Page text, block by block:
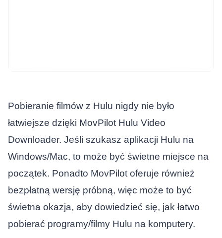
Pobieranie filmów z Hulu nigdy nie było
łatwiejsze dzięki MovPilot Hulu Video
Downloader. Jeśli szukasz aplikacji Hulu na
Windows/Mac, to może być świetne miejsce na
początek. Ponadto MovPilot oferuje również
bezpłatną wersję próbną, więc może to być
świetna okazja, aby dowiedzieć się, jak łatwo
pobierać programy/filmy Hulu na komputery.